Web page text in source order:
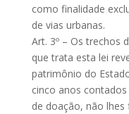
como finalidade
de vias urbanas.
Art. 3º – Os trechos
que trata esta lei
patrimônio do
cinco anos
de doação, não